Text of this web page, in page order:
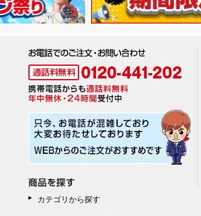
カテゴリから探す